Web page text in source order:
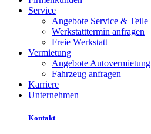
Service
Angebote Service & Teile
Werkstatttermin anfragen
Freie Werkstatt
Vermietung
Angebote Autovermietung
Fahrzeug anfragen
Karriere
Unternehmen
Kontakt